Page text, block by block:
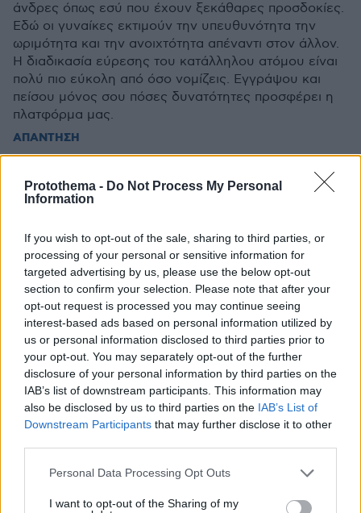
Protothema - Do Not Process My Personal
Information
If you wish to opt-out of the sale, sharing to third parties, or
processing of your personal or sensitive information for
targeted advertising by us, please use the below opt-out
section to confirm your selection. Please note that after your
opt-out request is processed you may continue seeing
interest-based ads based on personal information utilized by
us or personal information disclosed to third parties prior to
your opt-out. You may separately opt-out of the further
disclosure of your personal information by third parties on the
IAB’s list of downstream participants. This information may
also be disclosed by us to third parties on the IAB’s List of
Downstream Participants that may further disclose it to other
Please note that this website/app uses one or more Google
not limited to your visit or usage behaviour. You may click to
Personal Data Processing Opt Outs
I want to opt-out of the Sharing of my
άνδρες όπως εσύ που έχουν ξεκάθαρες προσδοκίες.
Εδώ οι γυναίκες εκτιμούν την υπευθυνότητα την
ωριμότητα και την ανοιχτότητα απέναντι στον άλλον.
Η διαδικασία εύρεσης του κατάλληλου ατόμου είναι
πολύ πιο εύκολη από όσο νομίζεις. Εγγράψου και
πείσου μόνος σου πόσες δυνατότητες προσφέρει η
πλατφόρμα μας.
ΑΠΑΝΤΗΣΗ
ΦΟΡΤΩΣΗ ΠΕΡΙΣΣΟΤΕΡΩΝ ΣΧΟΛΙΩΝ
ΠΡΟΣΘΗΚΗ ΣΧΟΛΙΟΥ
ΌΝΟΜΑ *
EMAIL